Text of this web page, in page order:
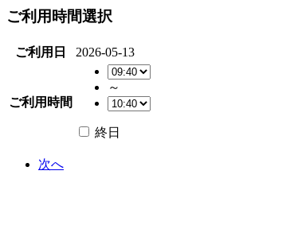
ご利用時間選択
ご利用日 2026-05-13
ご利用時間
～
終日
次へ